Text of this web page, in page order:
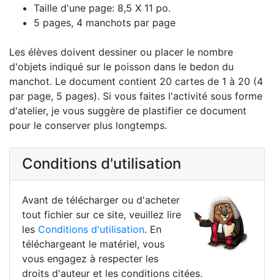
Taille d'une page: 8,5 X 11 po.
5 pages, 4 manchots par page
Les élèves doivent dessiner ou placer le nombre
d'objets indiqué sur le poisson dans le bedon du
manchot. Le document contient 20 cartes de 1 à 20 (4
par page, 5 pages). Si vous faites l'activité sous forme
d'atelier, je vous suggère de plastifier ce document
pour le conserver plus longtemps.
Conditions d'utilisation
Avant de télécharger ou d'acheter
tout fichier sur ce site, veuillez lire
les Conditions d'utilisation. En
téléchargeant le matériel, vous
vous engagez à respecter les
droits d'auteur et les conditions citées.